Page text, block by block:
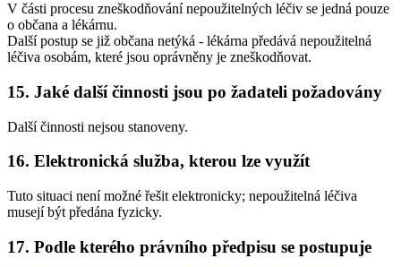
V části procesu zneškodňování nepoužitelných léčiv se jedná pouze
o občana a lékárnu.
Další postup se již občana netýká - lékárna předává nepoužitelná
léčiva osobám, které jsou oprávněny je zneškodňovat.
15. Jaké další činnosti jsou po žadateli požadovány
Další činnosti nejsou stanoveny.
16. Elektronická služba, kterou lze využít
Tuto situaci není možné řešit elektronicky; nepoužitelná léčiva
musejí být předána fyzicky.
17. Podle kterého právního předpisu se postupuje